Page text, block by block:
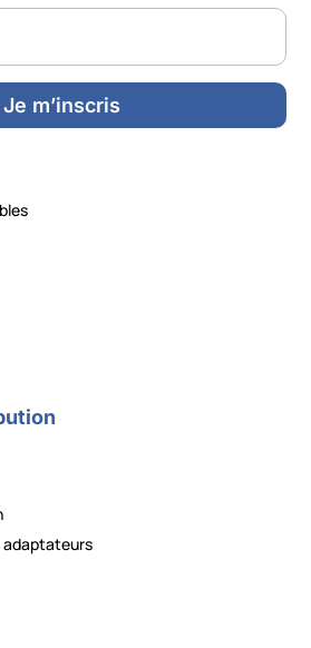
Je m’inscris
adaptateurs